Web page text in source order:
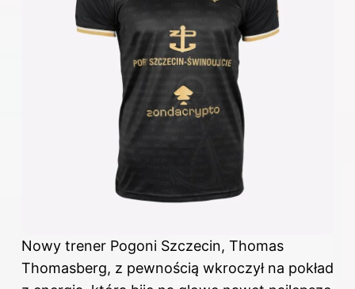
Nowy trener Pogoni Szczecin, Thomas
Thomasberg, z pewnością wkroczył na pokład